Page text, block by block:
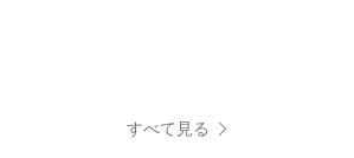
すべて見る